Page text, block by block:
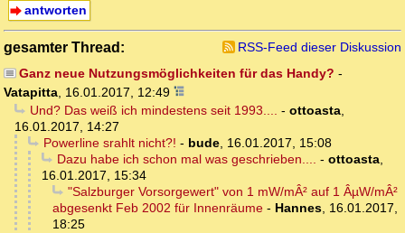
antworten
gesamter Thread:
RSS-Feed dieser Diskussion
Ganz neue Nutzungsmöglichkeiten für das Handy? -
Vatapitta, 16.01.2017, 12:49
Und? Das weiß ich mindestens seit 1993.... - ottoasta,
16.01.2017, 14:27
Powerline srahlt nicht?! - bude, 16.01.2017, 15:08
Dazu habe ich schon mal was geschrieben.... - ottoasta,
16.01.2017, 15:34
"Salzburger Vorsorgewert" von 1 mW/mÂ² auf 1 ÂµW/mÂ²
abgesenkt Feb 2002 für Innenräume - Hannes, 16.01.2017,
18:25